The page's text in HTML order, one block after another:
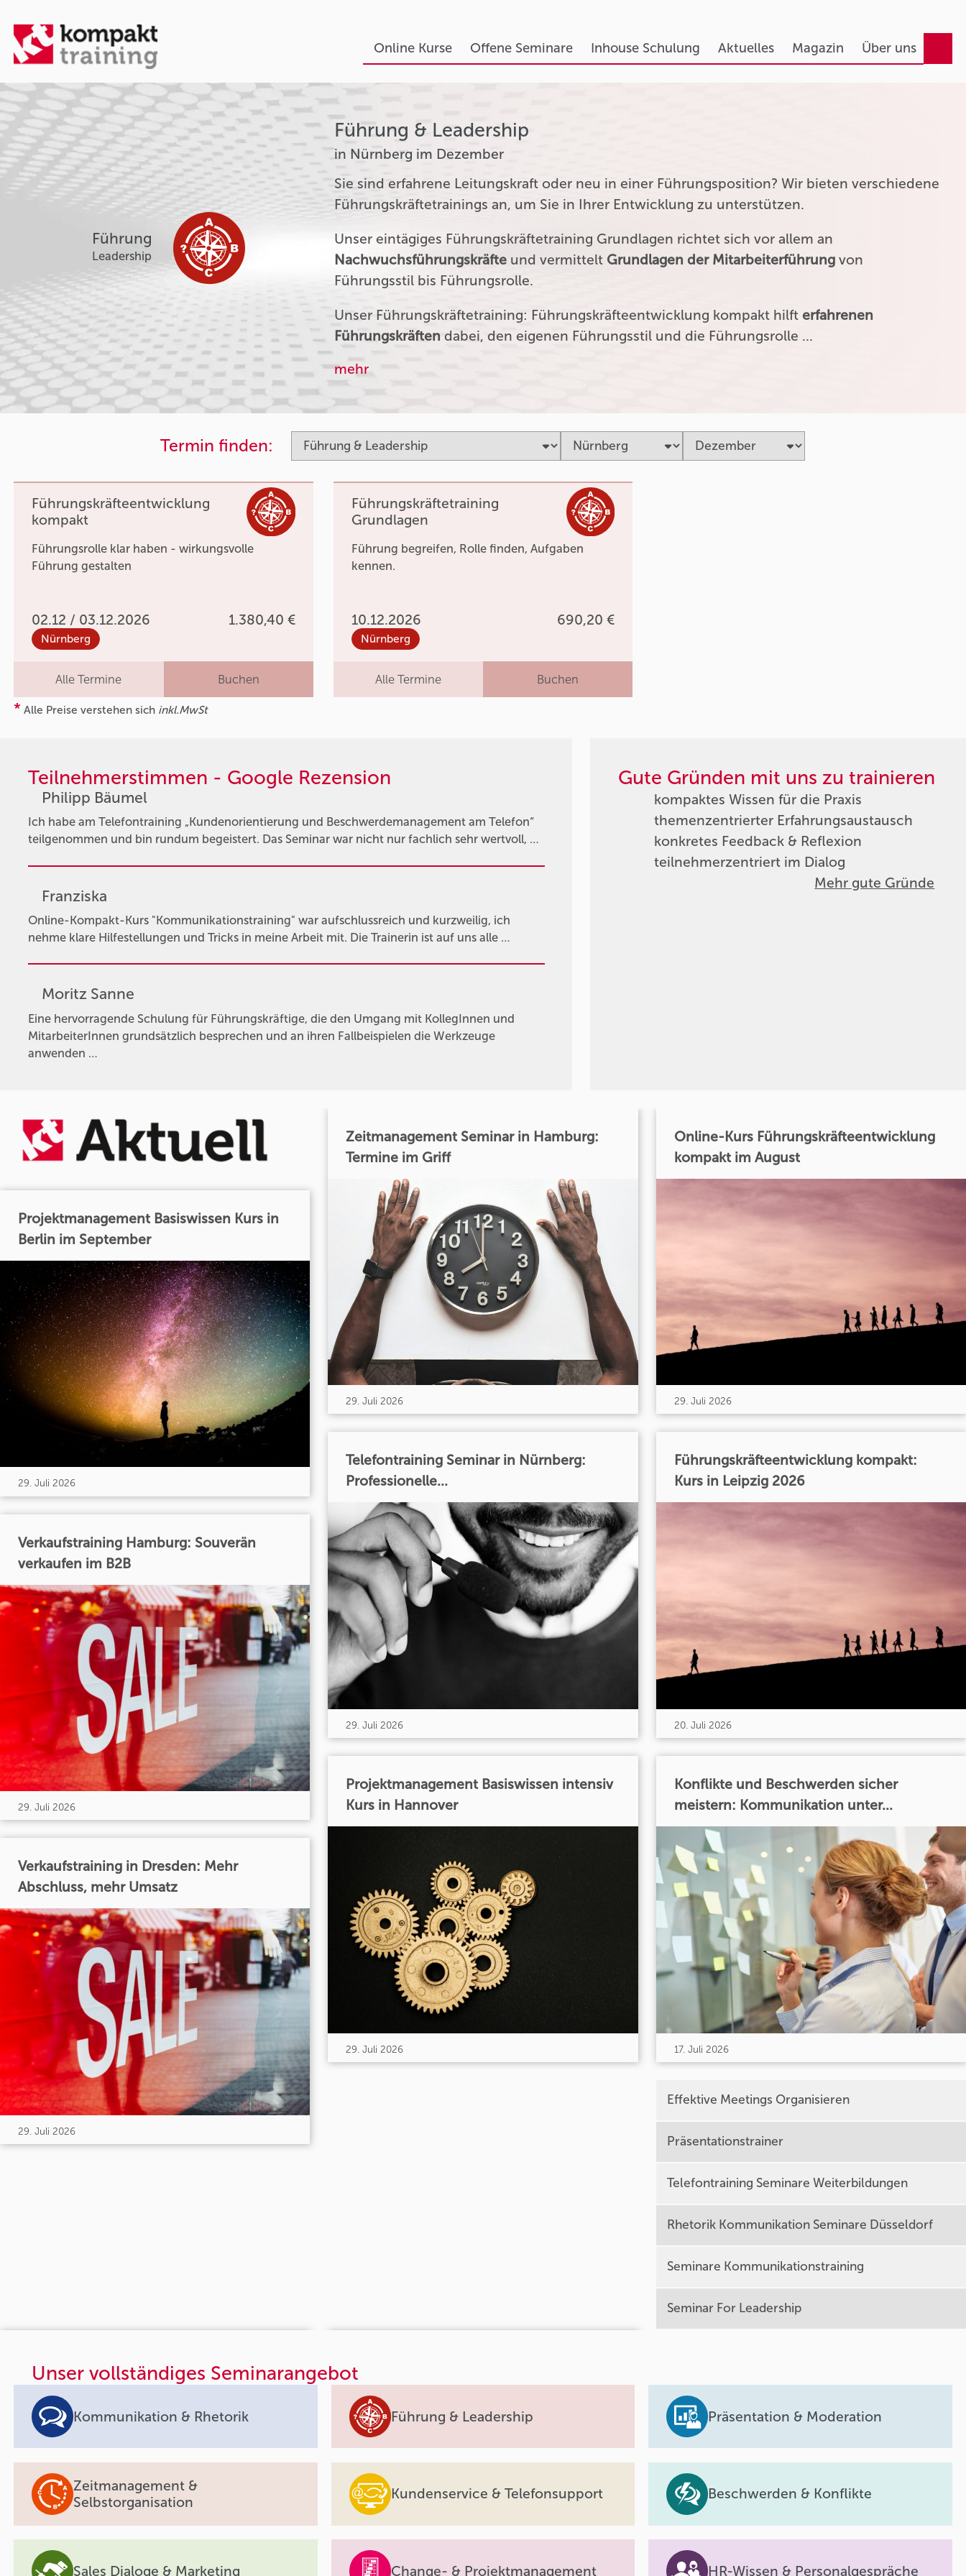
Online Kurse Offene Seminare Inhouse Schulung Aktuelles Magazin Über uns
Führung
Leadership
Führung & Leadership
in Nürnberg im Dezember
Sie sind erfahrene Leitungskraft oder neu in einer Führungsposition? Wir bieten verschiedene
Führungskräftetrainings an, um Sie in Ihrer Entwicklung zu unterstützen.
Unser eintägiges Führungskräftetraining Grundlagen richtet sich vor allem an
Nachwuchsführungskräfte und vermittelt Grundlagen der Mitarbeiterführung von
Führungsstil bis Führungsrolle.
Unser Führungskräftetraining: Führungskräfteentwicklung kompakt hilfterfahrenen
Führungskräften dabei, den eigenen Führungsstil und die Führungsrolle …
mehr
Termin finden:
Führungskräfteentwicklung
kompakt
Führungsrolle klar haben - wirkungsvolle
Führung gestalten
02.12 / 03.12.2026 1.380,40 €
Nürnberg
Alle Termine Buchen
Führungskräftetraining
Grundlagen
Führung begreifen, Rolle finden, Aufgaben
kennen.
10.12.2026 690,20 €
Nürnberg
Alle Termine Buchen
* Alle Preise verstehen sich inkl.MwSt
Teilnehmerstimmen - Google Rezension
Philipp Bäumel
Ich habe am Telefontraining „Kundenorientierung und Beschwerdemanagement am Telefon“
teilgenommen und bin rundum begeistert. Das Seminar war nicht nur fachlich sehr wertvoll, …
Franziska
Online-Kompakt-Kurs "Kommunikationstraining" war aufschlussreich und kurzweilig, ich
nehme klare Hilfestellungen und Tricks in meine Arbeit mit. Die Trainerin ist auf uns alle …
Moritz Sanne
Eine hervorragende Schulung für Führungskräftige, die den Umgang mit KollegInnen und
MitarbeiterInnen grundsätzlich besprechen und an ihren Fallbeispielen die Werkzeuge
anwenden …
Gute Gründen mit uns zu trainieren
kompaktes Wissen für die Praxis
themenzentrierter Erfahrungsaustausch
konkretes Feedback & Reflexion
teilnehmerzentriert im Dialog
Mehr gute Gründe
Projektmanagement Basiswissen Kurs in
Berlin im September
29. Juli 2026
Verkaufstraining Hamburg: Souverän
verkaufen im B2B
29. Juli 2026
Verkaufstraining in Dresden: Mehr
Abschluss, mehr Umsatz
29. Juli 2026
Zeitmanagement Seminar in Hamburg:
Termine im Griff
29. Juli 2026
Telefontraining Seminar in Nürnberg:
Professionelle...
29. Juli 2026
Projektmanagement Basiswissen intensiv
Kurs in Hannover
29. Juli 2026
Online-Kurs Führungskräfteentwicklung
kompakt im August
29. Juli 2026
Führungskräfteentwicklung kompakt:
Kurs in Leipzig 2026
20. Juli 2026
Konflikte und Beschwerden sicher
meistern: Kommunikation unter...
17. Juli 2026
Effektive Meetings Organisieren
Präsentationstrainer
Telefontraining Seminare Weiterbildungen
Rhetorik Kommunikation Seminare Düsseldorf
Seminare Kommunikationstraining
Seminar For Leadership
Unser vollständiges Seminarangebot
Kommunikation & Rhetorik Führung & Leadership Präsentation & Moderation
Zeitmanagement &
Selbstorganisation
Kundenservice & Telefonsupport Beschwerden & Konflikte
Sales Dialoge & Marketing Change- & Projektmanagement HR-Wissen & Personalgespräche